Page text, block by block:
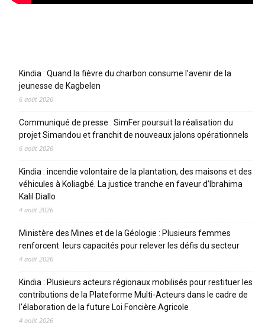
Kindia : Quand la fièvre du charbon consume l’avenir de la
jeunesse de Kagbelen
6 août 2026
Communiqué de presse : SimFer poursuit la réalisation du
projet Simandou et franchit de nouveaux jalons opérationnels
6 août 2026
Kindia : incendie volontaire de la plantation, des maisons et des
véhicules à Koliagbé. La justice tranche en faveur d’Ibrahima
Kalil Diallo
4 août 2026
Ministère des Mines et de la Géologie : Plusieurs femmes
renforcent leurs capacités pour relever les défis du secteur
4 août 2026
Kindia : Plusieurs acteurs régionaux mobilisés pour restituer les
contributions de la Plateforme Multi-Acteurs dans le cadre de
l’élaboration de la future Loi Foncière Agricole
4 août 2026